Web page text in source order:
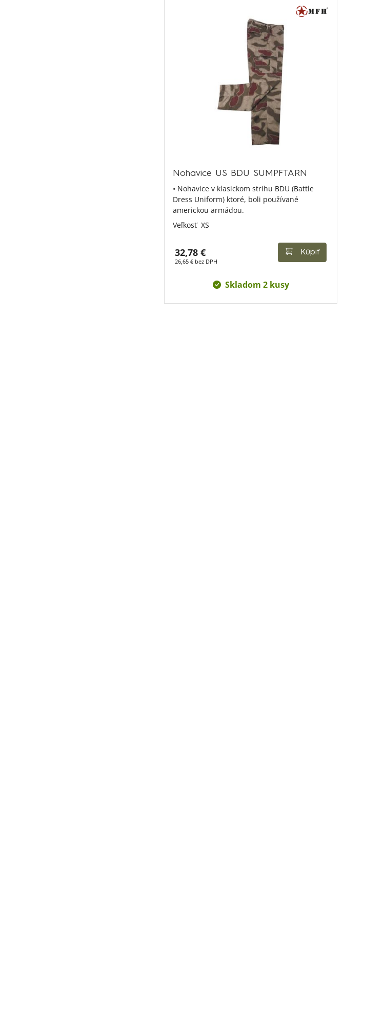
Nohavice US BDU SUMPFTARN
• Nohavice v klasickom strihu BDU (Battle
Dress Uniform) ktoré, boli používané
americkou armádou.
Veľkosť XS
32,78 €
26,65 € bez DPH
Kúpiť
Skladom 2 kusy